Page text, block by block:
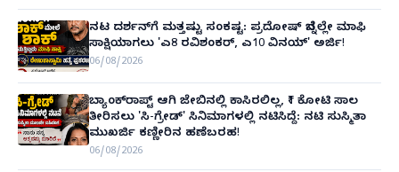
ನಟ ದರ್ಶನ್‌ಗೆ ಮತ್ತಷ್ಟು ಸಂಕಷ್ಟ: ಪ್ರದೋಷ್ ಬೆನ್ನಲ್ಲೇ ಮಾಫಿ
ಸಾಕ್ಷಿಯಾಗಲು 'ಎ8 ರವಿಶಂಕರ್, ಎ10 ವಿನಯ್' ಅರ್ಜಿ!
06/08/2026
ಬ್ಯಾಂಕ್‌ರಾಪ್ಟ್‌ ಆಗಿ ಜೇಬಿನಲ್ಲಿ ಕಾಸಿರಲಿಲ್ಲ, ₹1 ಕೋಟಿ ಸಾಲ
ತೀರಿಸಲು 'ಸಿ-ಗ್ರೇಡ್' ಸಿನಿಮಾಗಳಲ್ಲಿ ನಟಿಸಿದ್ದೆ: ನಟಿ ಸುಸ್ಮಿತಾ
ಮುಖರ್ಜಿ ಕಣ್ಣೀರಿನ ಹಣೆಬರಹ!
06/08/2026